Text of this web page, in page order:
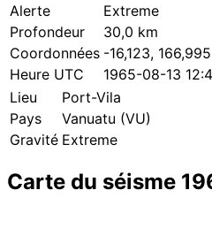
Alerte
Extreme
Profondeur
30,0 km
Coordonnées -16,123, 166,995
Heure UTC
1965-08-13
Lieu
Port-Vila
Pays
Vanuatu (VU)
Gravité Extreme
Carte du séisme